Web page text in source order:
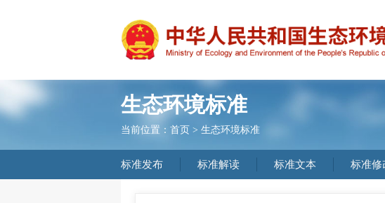
生态环境标准
当前位置： 首页 > 生态环境标准
标准发布 标准解读 标准文本 标准修